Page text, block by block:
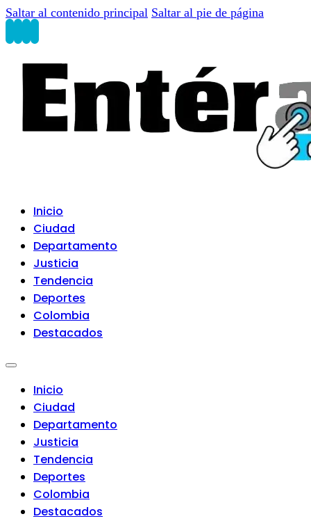
Saltar al contenido principal Saltar al pie de página
Inicio
Ciudad
Departamento
Justicia
Tendencia
Deportes
Colombia
Destacados
Inicio
Ciudad
Departamento
Justicia
Tendencia
Deportes
Colombia
Destacados